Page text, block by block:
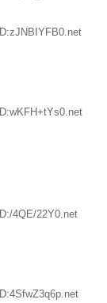
4QE/22Y0.net